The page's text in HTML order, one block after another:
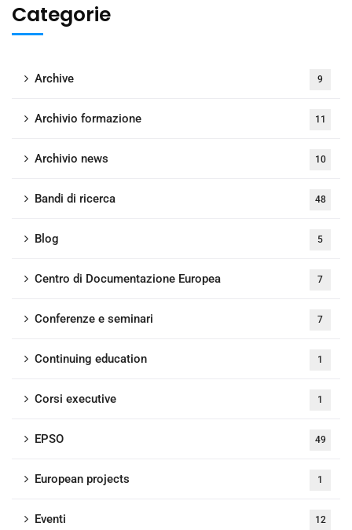
Categorie
Archive 9
Archivio formazione 11
Archivio news 10
Bandi di ricerca 48
Blog 5
Centro di Documentazione Europea 7
Conferenze e seminari 7
Continuing education 1
Corsi executive 1
EPSO 49
European projects 1
Eventi 12